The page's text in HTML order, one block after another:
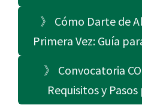
》 Cómo Darte de
Primera Vez: Guía
》 Convocatoria
Requisitos y